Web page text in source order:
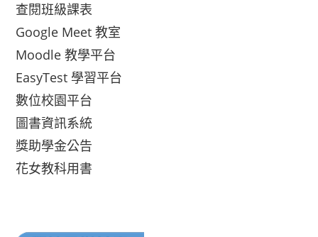
查閱班級課表
Google Meet 教室
Moodle 教學平台
EasyTest 學習平台
數位校園平台
圖書資訊系統
獎助學金公告
花女教科用書